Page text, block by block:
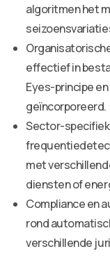
algoritmen het
effectief in
Eyes-principe
geïncorporeerd.
Sector-
met
diensten of
Compliance en
rond
verschillende